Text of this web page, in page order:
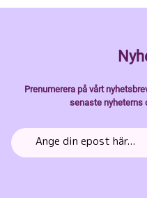
Prenumerera på vårt
senaste nyheterns